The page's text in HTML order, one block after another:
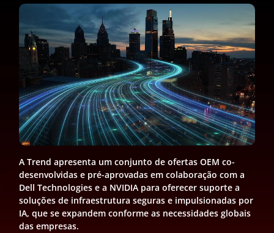
A Trend apresenta um conjunto de ofertas OEM co-
desenvolvidas e pré-aprovadas em colaboração com a
Dell Technologies e a NVIDIA para oferecer suporte a
soluções de infraestrutura seguras e impulsionadas por
IA, que se expandem conforme as necessidades globais
das empresas.